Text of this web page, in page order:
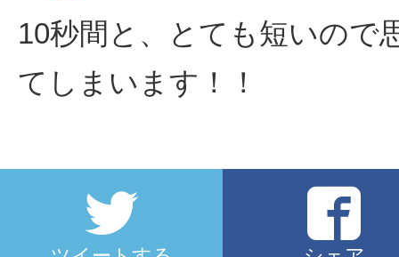
10秒間と、とても短いので
てしまいます！！